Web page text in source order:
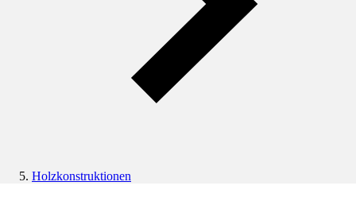
Holzkonstruktionen